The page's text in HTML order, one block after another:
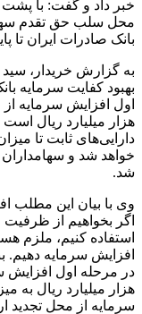
بانک صادرات ایران تا
به گزارش خریدار،
بهبود کفایت سرمایه
هزار میلیارد ریال
خواهد شد و سهامداران
شد.
وی با بیان این مطلب
اگر بخواهیم از ظرفیت
استفاده کنیم، ملزم
افزایش سرمایه دهیم.
سرمایه از محل تجدید